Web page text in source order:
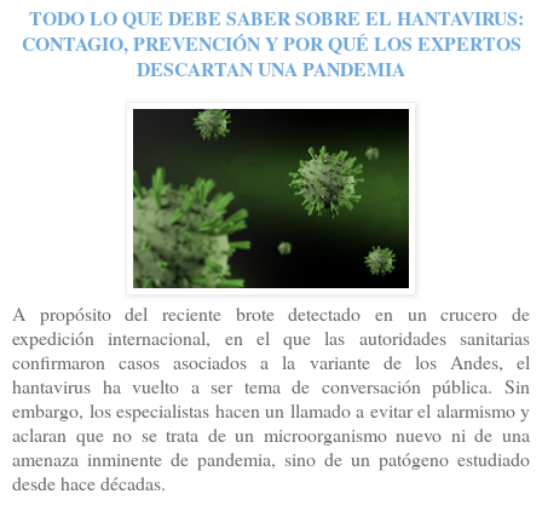
TODO LO QUE DEBE SABER SOBRE EL HANTAVIRUS:
CONTAGIO, PREVENCIÓN Y POR QUÉ LOS EXPERTOS
DESCARTAN UNA PANDEMIA
A propósito del reciente brote detectado en un crucero de
expedición internacional, en el que las autoridades sanitarias
confirmaron casos asociados a la variante de los Andes, el
hantavirus ha vuelto a ser tema de conversación pública. Sin
embargo, los especialistas hacen un llamado a evitar el alarmismo y
aclaran que no se trata de un microorganismo nuevo ni de una
amenaza inminente de pandemia, sino de un patógeno estudiado
desde hace décadas.